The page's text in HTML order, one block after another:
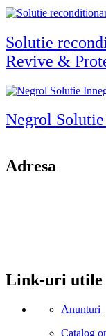
Solutie
Revive &
Negrol
Adresa
Link-uri utile
Anunturi
Catalog